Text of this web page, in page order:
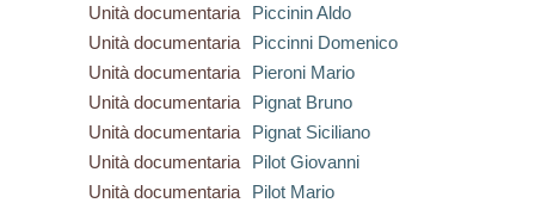
Unità documentaria
Piccinin Aldo
Unità documentaria
Piccinni Domenico
Unità documentaria
Pieroni Mario
Unità documentaria
Pignat Bruno
Unità documentaria
Pignat Siciliano
Unità documentaria
Pilot Giovanni
Unità documentaria
Pilot Mario